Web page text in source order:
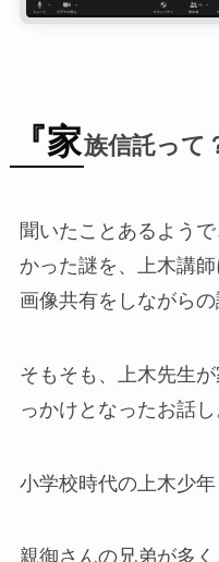
『家族信託って
聞いたことあるよう
かった謎を、上木講
画像共有をしながらの
そもそも、上木先生
っかけとなったお話し
小学校時代の上木少年
親御さんの兄弟が多